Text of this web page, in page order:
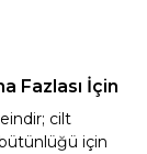
Fazlası İçin
cilt
için